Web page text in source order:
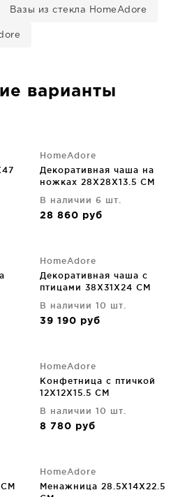
Вазы из стекла HomeAdore
варианты
HomeAdore
Декоративная чаша на
ножках 28X28X13.5 CM
В наличии 6 шт.
28 860 руб
HomeAdore
Декоративная чаша с
птицами 38X31X24 CM
В наличии 10 шт.
39 190 руб
HomeAdore
Конфетница с птичкой
12X12X15.5 CM
В наличии 10 шт.
8 780 руб
HomeAdore
Менажница 28.5X14X22.5